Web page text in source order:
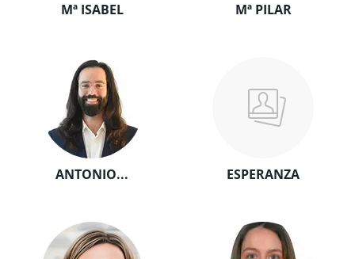
Mª ISABEL Mª PILAR
ANTONIO... ESPERANZA